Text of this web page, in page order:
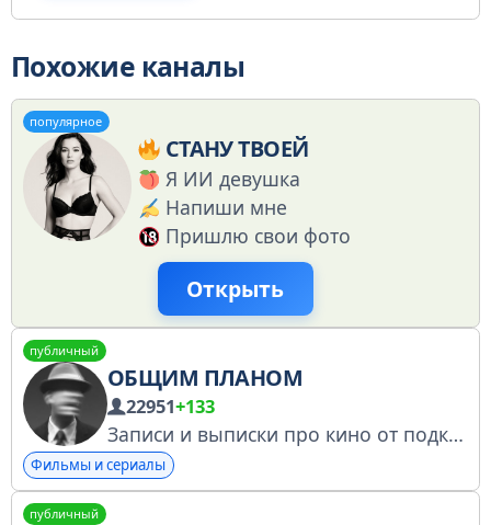
Похожие каналы
популярное
СТАНУ ТВОЕЙ
Я ИИ девушка
Напиши мне
Пришлю свои фото
Открыть
публичный
ОБЩИМ ПЛАНОМ
22951+133
Записи и выписки про кино от подкаста Кинопоиска «Крупным планом». Даулет Жанайдаров и Всеволод Коршунов советуют фильмы, делятся интересными материалами и выкладывают фрагменты и мысли, которые не влезли в выпуски. Номер заявления в РКН - 4963002511
Фильмы и сериалы
публичный